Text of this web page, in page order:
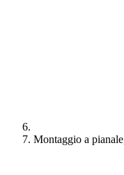
Montaggio a